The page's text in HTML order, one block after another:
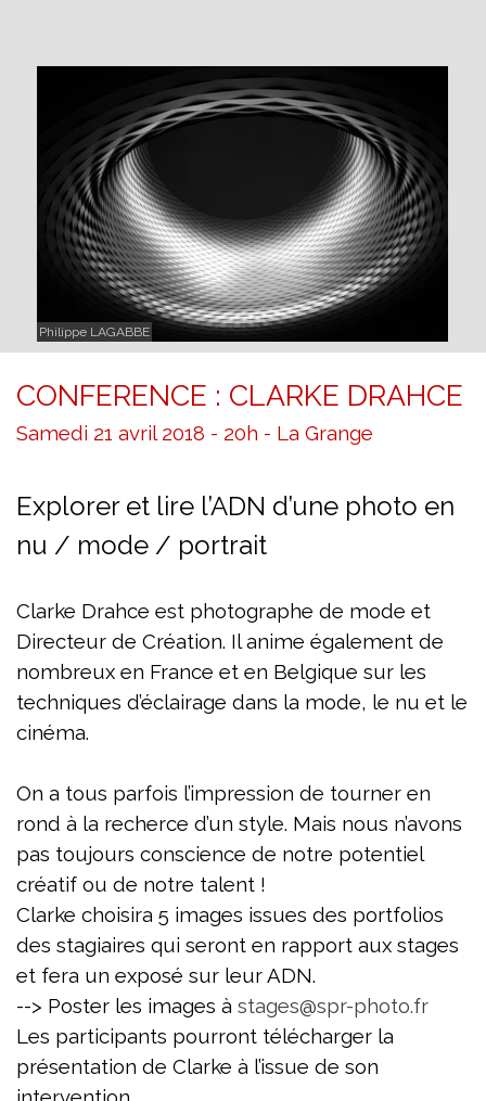
Philippe LAGABBE
CONFERENCE : CLARKE DRAHCE
Samedi 21 avril 2018 - 20h - La Grange
Explorer et lire l’ADN d’une photo en
nu / mode / portrait
Clarke Drahce est photographe de mode et
Directeur de Création. Il anime également de
nombreux en France et en Belgique sur les
techniques d’éclairage dans la mode, le nu et le
cinéma.
On a tous parfois l’impression de tourner en
rond à la recherce d’un style. Mais nous n’avons
pas toujours conscience de notre potentiel
créatif ou de notre talent !
Clarke choisira 5 images issues des portfolios
des stagiaires qui seront en rapport aux stages
et fera un exposé sur leur ADN.
--> Poster les images à stages@spr-photo.fr
Les participants pourront télécharger la
présentation de Clarke à l’issue de son